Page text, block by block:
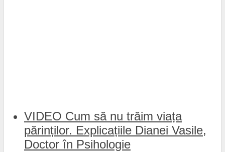
VIDEO Cum să nu trăim viața
părinților. Explicațiile Dianei Vasile,
Doctor în Psihologie